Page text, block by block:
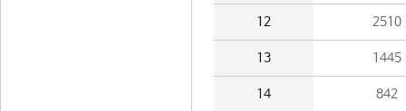
12 2510
13 1445
14 842